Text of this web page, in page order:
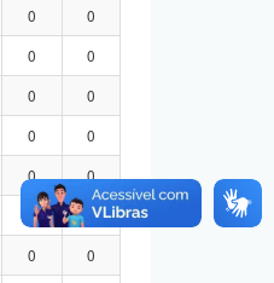
0
0
0
0
0
0
0
0
0
0
0
0
0
0